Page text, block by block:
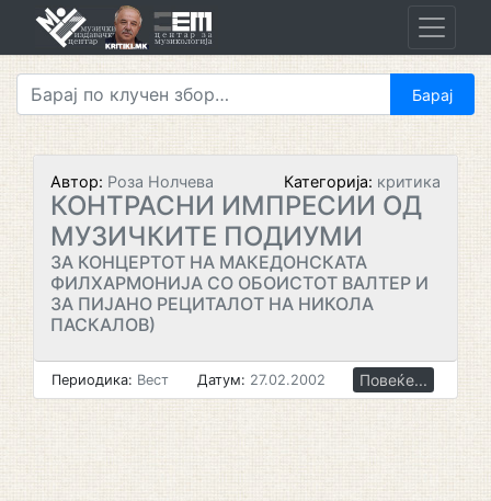
Автор: Роза Нолчева Категорија: критика
КОНТРАСНИ ИМПРЕСИИ ОД
МУЗИЧКИТЕ ПОДИУМИ
ЗА КОНЦЕРТОТ НА МАКЕДОНСКАТА
ФИЛХАРМОНИЈА СО ОБОИСТОТ ВАЛТЕР И
ЗА ПИЈАНО РЕЦИТАЛОТ НА НИКОЛА
ПАСКАЛОВ)
Периодика: Вест Датум: 27.02.2002 Повеќе...